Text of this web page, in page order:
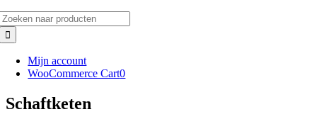
Mijn account
WooCommerce Cart0
Schaftketen